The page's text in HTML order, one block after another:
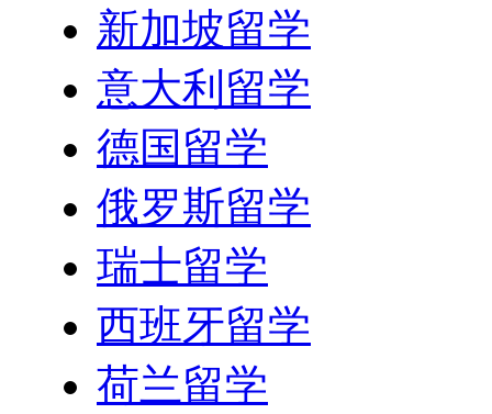
新加坡留学
意大利留学
德国留学
俄罗斯留学
瑞士留学
西班牙留学
荷兰留学